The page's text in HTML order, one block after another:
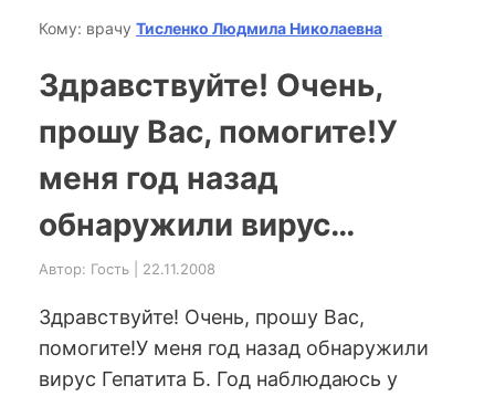
Кому: врачу Тисленко Людмила Николаевна
Здравствуйте! Очень,
прошу Вас, помогите!У
меня год назад
обнаружили вирус…
Автор: Гость | 22.11.2008
Здравствуйте! Очень, прошу Вас,
помогите!У меня год назад обнаружили
вирус Гепатита Б. Год наблюдаюсь у